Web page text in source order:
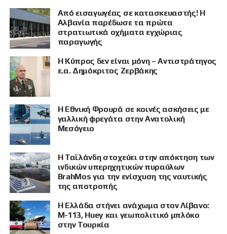
Από εισαγωγέας σε κατασκευαστής! Η
Αλβανία παρέδωσε τα πρώτα
στρατιωτικά οχήματα εγχώριας
παραγωγής
Η Κύπρος δεν είναι μόνη – Αντιστράτηγος
ε.α. Δημόκριτος Ζερβάκης
Η Εθνική Φρουρά σε κοινές ασκήσεις με
γαλλική φρεγάτα στην Ανατολική
Μεσόγειο
Η Ταϊλάνδη στοχεύει στην απόκτηση των
ινδικών υπερηχητικών πυραύλων
BrahMos για την ενίσχυση της ναυτικής
της αποτροπής
Η Ελλάδα στήνει ανάχωμα στον Λίβανο:
M-113, Huey και γεωπολιτικό μπλόκο
στην Τουρκία